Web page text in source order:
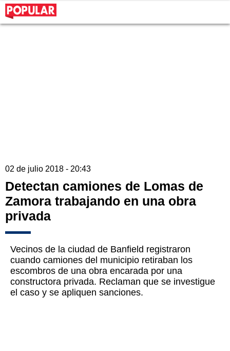
02 de julio 2018 - 20:43
Detectan camiones de Lomas de
Zamora trabajando en una obra
privada
Vecinos de la ciudad de Banfield registraron
cuando camiones del municipio retiraban los
escombros de una obra encarada por una
constructora privada. Reclaman que se investigue
el caso y se apliquen sanciones.